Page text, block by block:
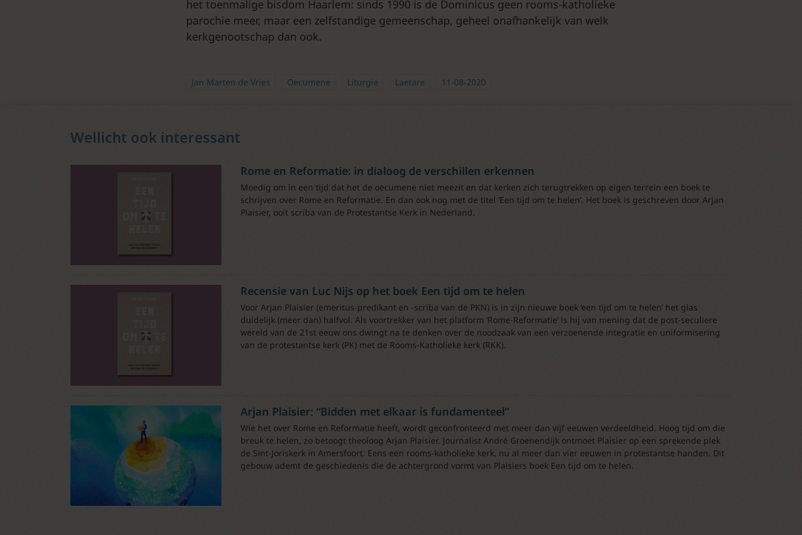
het toenmalige bisdom Haarlem: sinds 1990 is de Dominicus geen rooms-katholieke
parochie meer, maar een zelfstandige gemeenschap, geheel onafhankelijk van welk
kerkgenootschap dan ook.
Jan Marten de Vries Oecumene Liturgie Laetare 11-08-2020
Wellicht ook interessant
Rome en Reformatie: in dialoog de verschillen erkennen
Moedig om in een tijd dat het de oecumene niet meezit en dat kerken zich terugtrekken op eigen terrein een boek te
schrijven over Rome en Reformatie. En dan ook nog met de titel ‘Een tijd om te helen’. Het boek is geschreven door Arjan
Plaisier, ooit scriba van de Protestantse Kerk in Nederland.
Recensie van Luc Nijs op het boek Een tijd om te helen
Voor Arjan Plaisier (emeritus-predikant en -scriba van de PKN) is in zijn nieuwe boek ‘een tijd om te helen’ het glas
duidelijk (meer dan) halfvol. Als voortrekker van het platform ‘Rome-Reformatie’ is hij van mening dat de post-seculiere
wereld van de 21st eeuw ons dwingt na te denken over de noodzaak van een verzoenende integratie en uniformisering
van de protestantse kerk (PK) met de Rooms-Katholieke kerk (RKK).
Arjan Plaisier: “Bidden met elkaar is fundamenteel”
Wie het over Rome en Reformatie heeft, wordt geconfronteerd met meer dan vijf eeuwen verdeeldheid. Hoog tijd om die
breuk te helen, zo betoogt theoloog Arjan Plaisier. Journalist André Groenendijk ontmoet Plaisier op een sprekende plek
de Sint-Joriskerk in Amersfoort. Eens een rooms-katholieke kerk, nu al meer dan vier eeuwen in protestantse handen. Dit
gebouw ademt de geschiedenis die de achtergrond vormt van Plaisiers boek Een tijd om te helen.